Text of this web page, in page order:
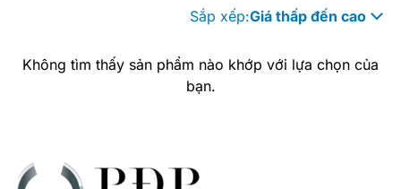
Sắp xếp:Giá thấp đến cao
Không tìm thấy sản phẩm nào khớp với lựa chọn của
bạn.